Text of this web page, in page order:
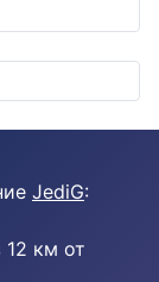
JediG:
км от